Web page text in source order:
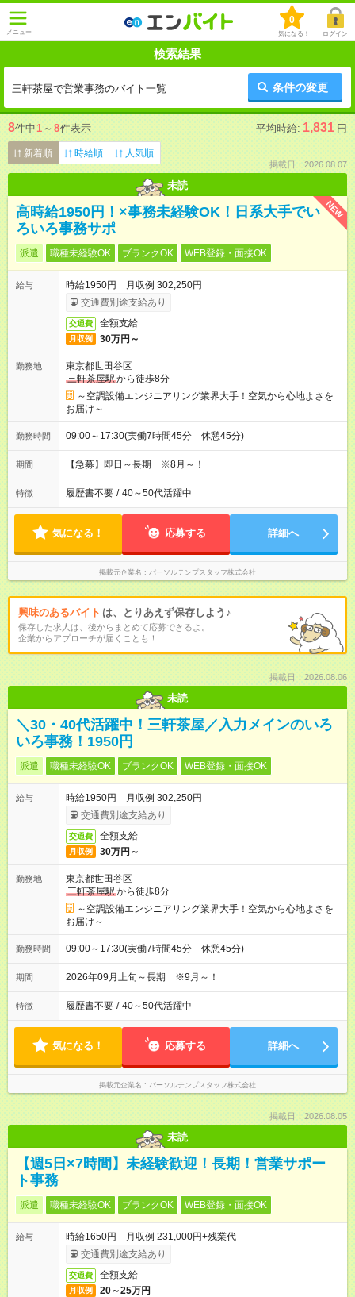
メニュー
0
気になる！ ログイン
検索結果
三軒茶屋で営業事務のバイト一覧 条件の変更
8件中1 ～ 8件表示 平均時給: 1,831 円
新着順 時給順 人気順
掲載日：2026.08.07
未読
NEW
高時給1950円！×事務未経験OK！日系大手でい
ろいろ事務サポ
派遣 職種未経験OK ブランクOK WEB登録・面接OK
給与
時給1950円 月収例 302,250円
交通費別途支給あり
交通費 全額支給
月収例 30万円～
勤務地
東京都世田谷区
三軒茶屋駅から徒歩8分
～空調設備エンジニアリング業界大手！空気から心地よさを
お届け～
勤務時間 09:00～17:30(実働7時間45分 休憩45分)
期間 【急募】即日～長期 ※8月～！
特徴 履歴書不要 / 40～50代活躍中
気になる！ 応募する 詳細へ
掲載元企業名 パーソルテンプスタッフ株式会社
興味のあるバイト は、とりあえず保存しよう♪
保存した求人は、後からまとめて応募できるよ。
企業からアプローチが届くことも！
掲載日：2026.08.06
未読
＼30・40代活躍中！三軒茶屋／入力メインのいろ
いろ事務！1950円
派遣 職種未経験OK ブランクOK WEB登録・面接OK
給与
時給1950円 月収例 302,250円
交通費別途支給あり
交通費 全額支給
月収例 30万円～
勤務地
東京都世田谷区
三軒茶屋駅から徒歩8分
～空調設備エンジニアリング業界大手！空気から心地よさを
お届け～
勤務時間 09:00～17:30(実働7時間45分 休憩45分)
期間 2026年09月上旬～長期 ※9月～！
特徴 履歴書不要 / 40～50代活躍中
気になる！ 応募する 詳細へ
掲載元企業名 パーソルテンプスタッフ株式会社
掲載日：2026.08.05
未読
【週5日×7時間】未経験歓迎！長期！営業サポー
ト事務
派遣 職種未経験OK ブランクOK WEB登録・面接OK
給与
時給1650円 月収例 231,000円+残業代
交通費別途支給あり
交通費 全額支給
月収例 20～25万円